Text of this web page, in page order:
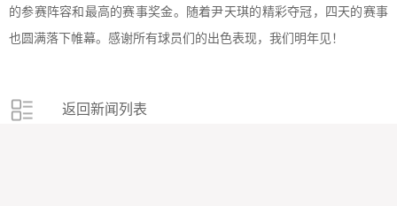
的参赛阵容和最高的赛事奖金。 随着尹天琪的精彩夺冠 ，
四天的赛事
也圆满落下帷幕。 感谢所有球员们的出色表现， 我们明年见！
返回新闻列表